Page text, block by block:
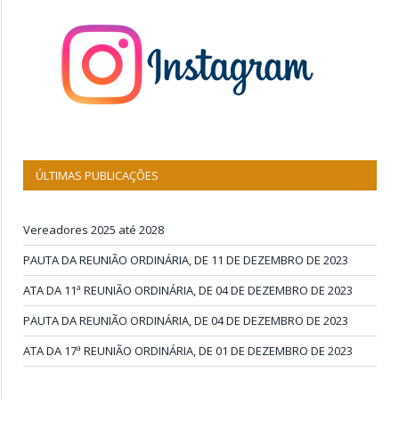
ÚLTIMAS PUBLICAÇÕES
Vereadores 2025 até 2028
PAUTA DA REUNIÃO ORDINÁRIA, DE 11 DE DEZEMBRO DE 2023
ATA DA 11ª REUNIÃO ORDINÁRIA, DE 04 DE DEZEMBRO DE 2023
PAUTA DA REUNIÃO ORDINÁRIA, DE 04 DE DEZEMBRO DE 2023
ATA DA 17ª REUNIÃO ORDINÁRIA, DE 01 DE DEZEMBRO DE 2023